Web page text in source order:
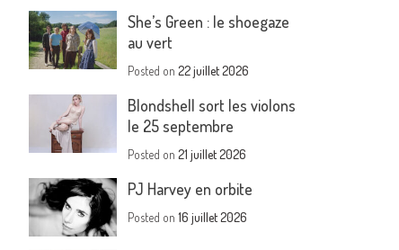
She’s Green : le shoegaze
au vert
Posted on22 juillet 2026
Blondshell sort les violons
le 25 septembre
Posted on21 juillet 2026
PJ Harvey en orbite
Posted on16 juillet 2026